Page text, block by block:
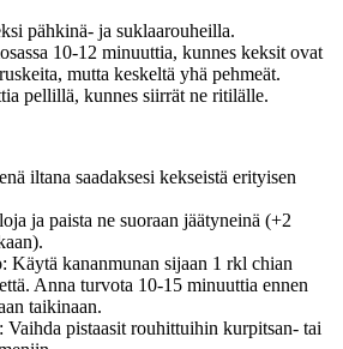
pähkinä- ja suklaarouheilla.
10-12 minuuttia, kunnes keksit ovat
mutta keskeltä yhä pehmeät.
pellillä, kunnes siirrät ne ritilälle.
iltana saadaksesi kekseistä erityisen
ja paista ne suoraan jäätyneinä (+2
Käytä kananmunan sijaan 1 rkl chian
Anna turvota 10-15 minuuttia ennen
taikinaan.
Vaihda pistaasit rouhittuihin kurpitsan- tai